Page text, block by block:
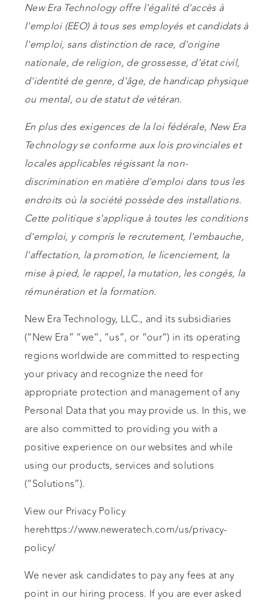
New Era Technology offre l'égalité d'accès à
l'emploi (EEO) à tous ses employés et candidats à
l'emploi, sans distinction de race, d'origine
nationale, de religion, de grossesse, d'état civil,
d'identité de genre, d'âge, de handicap physique
ou mental, ou de statut de vétéran.
En plus des exigences de la loi fédérale, New Era
Technology se conforme aux lois provinciales et
locales applicables régissant la non-
discrimination en matière d'emploi dans tous les
endroits où la société possède des installations.
Cette politique s'applique à toutes les conditions
d'emploi, y compris le recrutement, l'embauche,
l'affectation, la promotion, le licenciement, la
mise à pied, le rappel, la mutation, les congés, la
rémunération et la formation.
New Era Technology, LLC., and its subsidiaries
(“New Era” “we”, “us”, or “our”) in its operating
regions worldwide are committed to respecting
your privacy and recognize the need for
appropriate protection and management of any
Personal Data that you may provide us. In this, we
are also committed to providing you with a
positive experience on our websites and while
using our products, services and solutions
(“Solutions”).
View our Privacy Policy
herehttps://www.neweratech.com/us/privacy-
policy/
We never ask candidates to pay any fees at any
point in our hiring process. If you are ever asked